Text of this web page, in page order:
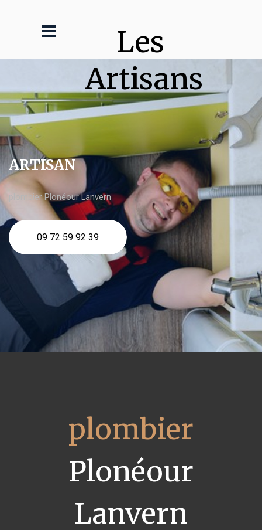
Les
Artisans
ARTISAN
plombier Plonéour Lanvern
09 72 59 92 39
plombier
Plonéour
Lanvern